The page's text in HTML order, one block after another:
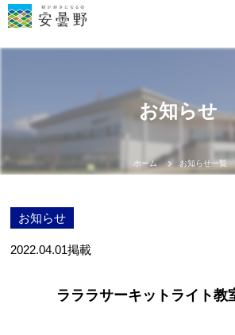
お知らせ
ホーム お知らせ一覧
お知らせ
2022.04.01掲載
ラララサーキットライト教